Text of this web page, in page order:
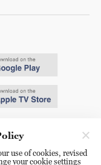
use of cookies, revised
your cookie settings